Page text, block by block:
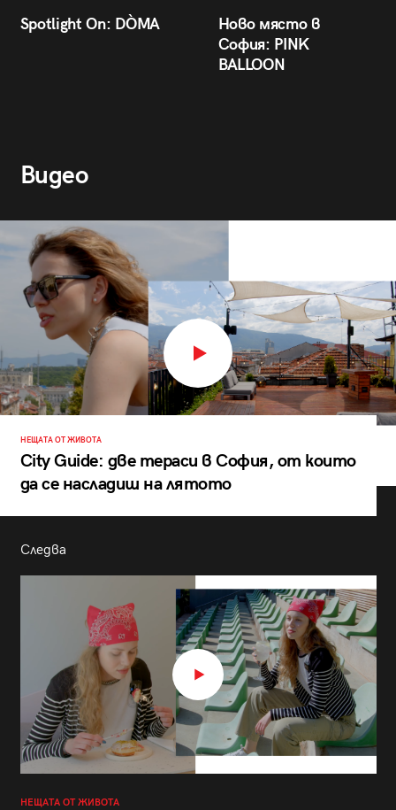
Spotlight On: DÒMA
Ново място в
София: PINK
BALLOON
Видео
НЕЩАТА ОТ ЖИВОТА
City Guide: две тераси в София, от които
да се насладиш на лятото
Следва
НЕЩАТА ОТ ЖИВОТА